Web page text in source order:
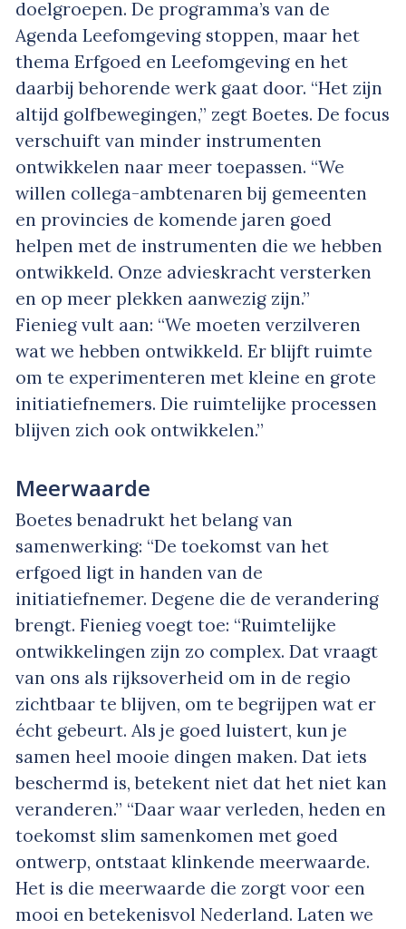
doelgroepen. De programma’s van de
Agenda Leefomgeving stoppen, maar het
thema Erfgoed en Leefomgeving en het
daarbij behorende werk gaat door. “Het zijn
altijd golfbewegingen,” zegt Boetes. De focus
verschuift van minder instrumenten
ontwikkelen naar meer toepassen. “We
willen collega-ambtenaren bij gemeenten
en provincies de komende jaren goed
helpen met de instrumenten die we hebben
ontwikkeld. Onze advieskracht versterken
en op meer plekken aanwezig zijn.”
Fienieg vult aan: “We moeten verzilveren
wat we hebben ontwikkeld. Er blijft ruimte
om te experimenteren met kleine en grote
initiatiefnemers. Die ruimtelijke processen
blijven zich ook ontwikkelen.”
Meerwaarde
Boetes benadrukt het belang van
samenwerking: “De toekomst van het
erfgoed ligt in handen van de
initiatiefnemer. Degene die de verandering
brengt. Fienieg voegt toe: “Ruimtelijke
ontwikkelingen zijn zo complex. Dat vraagt
van ons als rijksoverheid om in de regio
zichtbaar te blijven, om te begrijpen wat er
écht gebeurt. Als je goed luistert, kun je
samen heel mooie dingen maken. Dat iets
beschermd is, betekent niet dat het niet kan
veranderen.” “Daar waar verleden, heden en
toekomst slim samenkomen met goed
ontwerp, ontstaat klinkende meerwaarde.
Het is die meerwaarde die zorgt voor een
mooi en betekenisvol Nederland. Laten we